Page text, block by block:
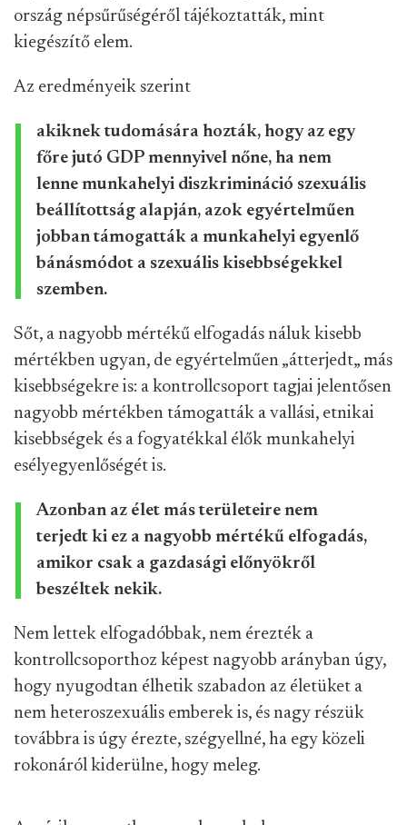
ország népsűrűségéről tájékoztatták, mint
kiegészítő elem.
Az eredményeik szerint
akiknek tudomására hozták, hogy az egy
főre jutó GDP mennyivel nőne, ha nem
lenne munkahelyi diszkrimináció szexuális
beállítottság alapján, azok egyértelműen
jobban támogatták a munkahelyi egyenlő
bánásmódot a szexuális kisebbségekkel
szemben.
Sőt, a nagyobb mértékű elfogadás náluk kisebb
mértékben ugyan, de egyértelműen „átterjedt„ más
kisebbségekre is: a kontrollcsoport tagjai jelentősen
nagyobb mértékben támogatták a vallási, etnikai
kisebbségek és a fogyatékkal élők munkahelyi
esélyegyenlőségét is.
Azonban az élet más területeire nem
terjedt ki ez a nagyobb mértékű elfogadás,
amikor csak a gazdasági előnyökről
beszéltek nekik.
Nem lettek elfogadóbbak, nem érezték a
kontrollcsoporthoz képest nagyobb arányban úgy,
hogy nyugodtan élhetik szabadon az életüket a
nem heteroszexuális emberek is, és nagy részük
továbbra is úgy érezte, szégyellné, ha egy közeli
rokonáról kiderülne, hogy meleg.